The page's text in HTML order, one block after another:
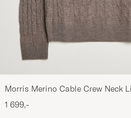
Morris Merino Cable Crew Neck
1 699,-